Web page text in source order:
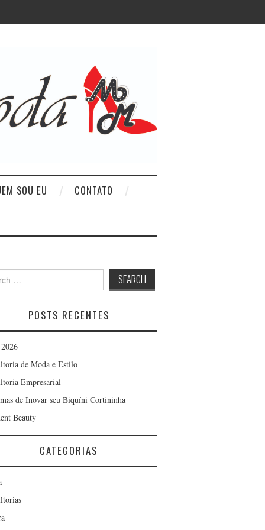
SOU EU
CONTATO
POSTS RECENTES
de Moda e Estilo
Empresarial
de Inovar seu Biquíni Cortininha
Beauty
CATEGORIAS